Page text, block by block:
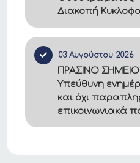
Διακοπή
03 Αυγούστου 2026
ΠΡΑΣΙΝΟ
Υπεύθυνη
και όχι
επικοινωνιακά